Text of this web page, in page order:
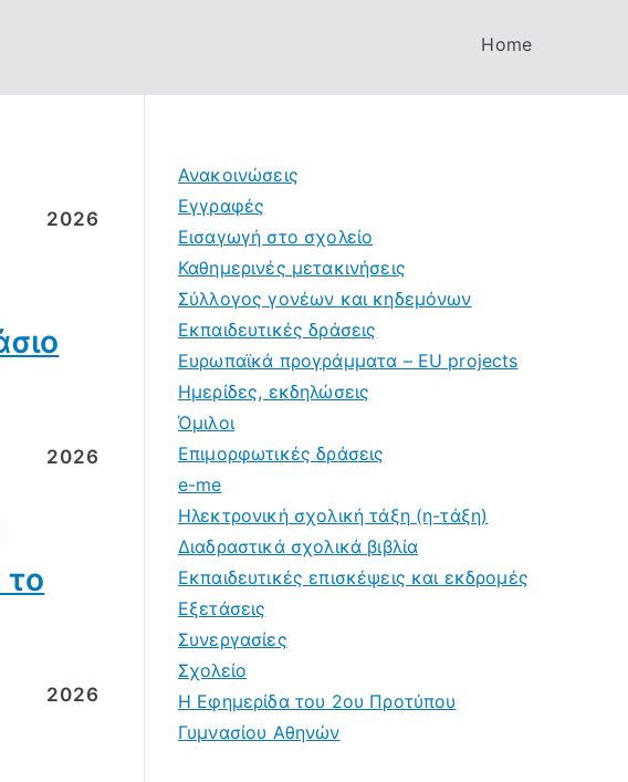
Home
2026
2026
2026
Ανακοινώσεις
Εγγραφές
Εισαγωγή στο σχολείο
Καθημερινές μετακινήσεις
Σύλλογος γονέων και κηδεμόνων
Εκπαιδευτικές δράσεις
Ευρωπαϊκά προγράμματα – EU projects
Ημερίδες, εκδηλώσεις
Όμιλοι
Επιμορφωτικές δράσεις
e-me
Ηλεκτρονική σχολική τάξη (η-τάξη)
Διαδραστικά σχολικά βιβλία
Εκπαιδευτικές επισκέψεις και εκδρομές
Εξετάσεις
Συνεργασίες
Σχολείο
Η Εφημερίδα του 2ου Προτύπου
Γυμνασίου Αθηνών